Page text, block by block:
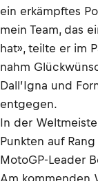
ein erkämpftes
mein Team, das
hat», teilte er im
nahm
Dall’Igna und
entgegen.
In der
Punkten auf
MotoGP-Leader
Am kommenden